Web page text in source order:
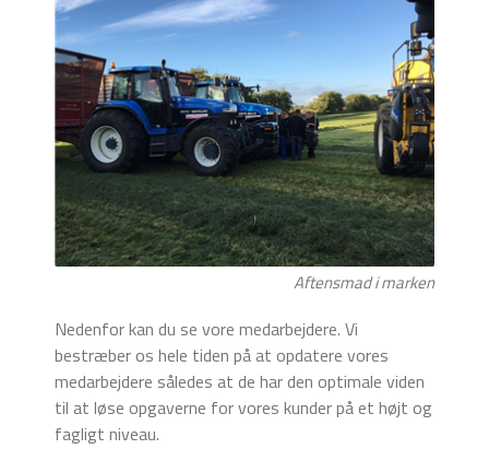
Aftensmad i marken
Nedenfor kan du se vore medarbejdere. Vi
bestræber os hele tiden på at opdatere vores
medarbejdere således at de har den optimale viden
til at løse opgaverne for vores kunder på et højt og
fagligt niveau.